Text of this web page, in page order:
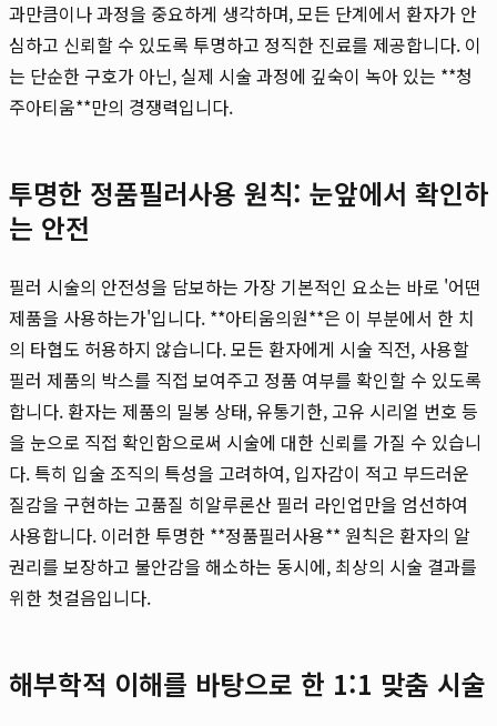
과만큼이나 과정을 중요하게 생각하며, 모든 단계에서 환자가 안
심하고 신뢰할 수 있도록 투명하고 정직한 진료를 제공합니다. 이
는 단순한 구호가 아닌, 실제 시술 과정에 깊숙이 녹아 있는 **청
주아티움**만의 경쟁력입니다.
투명한 정품필러사용 원칙: 눈앞에서 확인하
는 안전
필러 시술의 안전성을 담보하는 가장 기본적인 요소는 바로 '어떤
제품을 사용하는가'입니다. **아티움의원**은 이 부분에서 한 치
의 타협도 허용하지 않습니다. 모든 환자에게 시술 직전, 사용할
필러 제품의 박스를 직접 보여주고 정품 여부를 확인할 수 있도록
합니다. 환자는 제품의 밀봉 상태, 유통기한, 고유 시리얼 번호 등
을 눈으로 직접 확인함으로써 시술에 대한 신뢰를 가질 수 있습니
다. 특히 입술 조직의 특성을 고려하여, 입자감이 적고 부드러운
질감을 구현하는 고품질 히알루론산 필러 라인업만을 엄선하여
사용합니다. 이러한 투명한 **정품필러사용** 원칙은 환자의 알
권리를 보장하고 불안감을 해소하는 동시에, 최상의 시술 결과를
위한 첫걸음입니다.
해부학적 이해를 바탕으로 한 1:1 맞춤 시술